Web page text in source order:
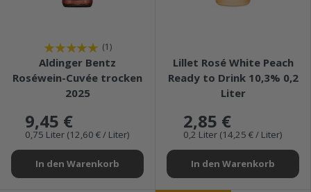
★★★★★ (1)
Aldinger Bentz
Roséwein-Cuvée trocken
2025
9,45 €
0,75 Liter (12,60 € / Liter)
In den Warenkorb
Lillet Rosé White Peach
Ready to Drink 10,3% 0,2
Liter
2,85 €
0,2 Liter (14,25 € / Liter)
In den Warenkorb